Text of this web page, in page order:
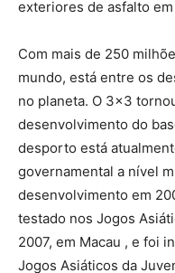
exteriores de asfalto
Com mais de 250
mundo, está entre os
no planeta. O 3×3
desenvolvimento do
desporto está
governamental a nível
desenvolvimento em
testado nos Jogos
2007, em Macau , e foi
Jogos Asiáticos da